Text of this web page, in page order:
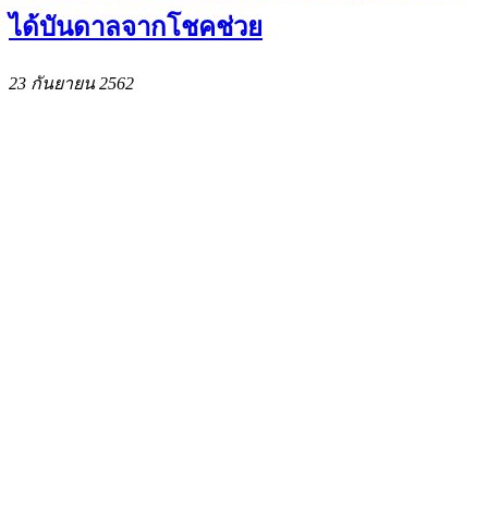
ได้บันดาลจากโชคช่วย
23 กันยายน 2562